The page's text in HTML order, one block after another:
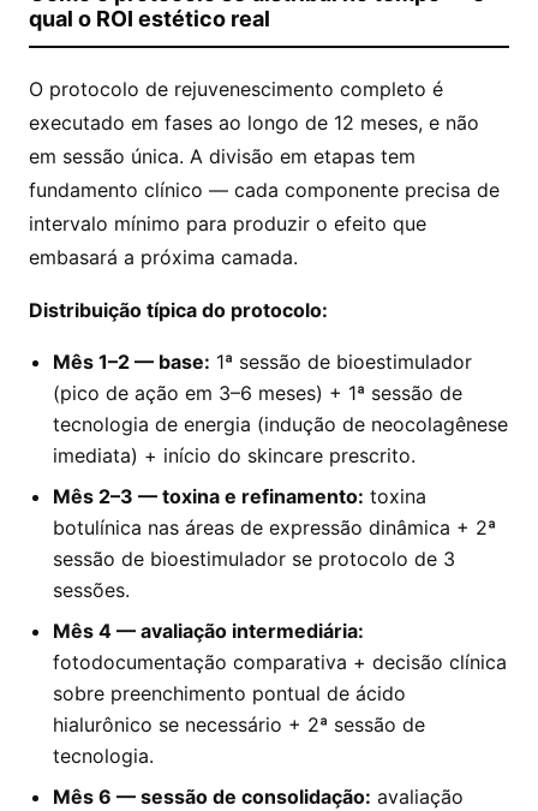
qual o ROI estético real
O protocolo de rejuvenescimento completo é
executado em fases ao longo de 12 meses, e não
em sessão única. A divisão em etapas tem
fundamento clínico — cada componente precisa de
intervalo mínimo para produzir o efeito que
embasará a próxima camada.
Distribuição típica do protocolo:
Mês 1–2 — base: 1ª sessão de bioestimulador
(pico de ação em 3–6 meses) + 1ª sessão de
tecnologia de energia (indução de neocolagênese
imediata) + início do skincare prescrito.
Mês 2–3 — toxina e refinamento: toxina
botulínica nas áreas de expressão dinâmica + 2ª
sessão de bioestimulador se protocolo de 3
sessões.
Mês 4 — avaliação intermediária:
fotodocumentação comparativa + decisão clínica
sobre preenchimento pontual de ácido
hialurônico se necessário + 2ª sessão de
tecnologia.
Mês 6 — sessão de consolidação: avaliação